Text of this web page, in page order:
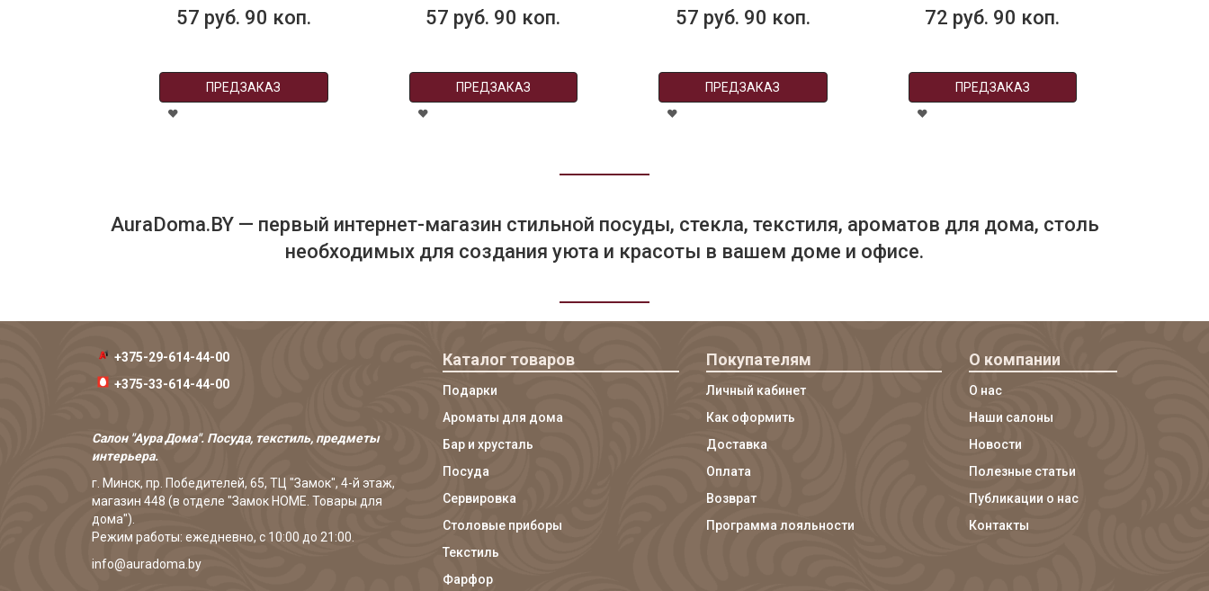
57 руб. 90 коп.
ПРЕДЗАКАЗ
57 руб. 90 коп.
ПРЕДЗАКАЗ
57 руб. 90 коп.
ПРЕДЗАКАЗ
72 руб. 90 коп.
ПРЕДЗАКАЗ
AuraDoma.BY — первый интернет-магазин стильной посуды, стекла, текстиля, ароматов для дома, столь
необходимых для создания уюта и красоты в вашем доме и офисе.
+375-29-614-44-00
+375-33-614-44-00
Салон "Аура Дома". Посуда, текстиль, предметы
интерьера.
г. Минск, пр. Победителей, 65, ТЦ "Замок", 4-й этаж,
магазин 448 (в отделе "Замок HOME. Товары для
дома").
Режим работы: ежедневно, с 10:00 до 21:00.
info@auradoma.by
Каталог товаров
Подарки
Ароматы для дома
Бар и хрусталь
Посуда
Сервировка
Столовые приборы
Текстиль
Фарфор
Покупателям
Личный кабинет
Как оформить
Доставка
Оплата
Возврат
Программа лояльности
О компании
О нас
Наши салоны
Новости
Полезные статьи
Публикации о нас
Контакты